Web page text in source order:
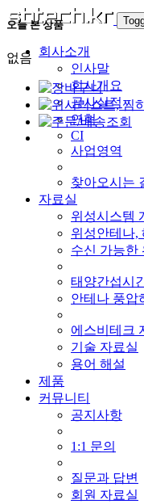
회사소개
인사말
회사개요
공사실적
연혁
CI
사업영역
찾아오시는
자료실
위성시스템
위성안테나,
수신 가능한
태양간섭시
안테나 풍압
에스비테크
기술 자료실
용어 해설
제품
커뮤니티
공지사항
1:1 문의
질문과 답변
회원 자료실
오늘 본 상품
없음